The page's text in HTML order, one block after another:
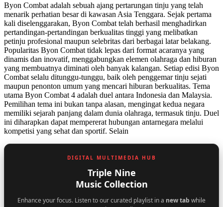
Byon Combat adalah sebuah ajang pertarungan tinju yang telah
menarik perhatian besar di kawasan Asia Tenggara. Sejak pertama
kali diselenggarakan, Byon Combat telah berhasil menghadirkan
pertandingan-pertandingan berkualitas tinggi yang melibatkan
petinju profesional maupun selebritas dari berbagai latar belakang.
Popularitas Byon Combat tidak lepas dari format acaranya yang
dinamis dan inovatif, menggabungkan elemen olahraga dan hiburan
yang membuatnya diminati oleh banyak kalangan. Setiap edisi Byon
Combat selalu ditunggu-tunggu, baik oleh penggemar tinju sejati
maupun penonton umum yang mencari hiburan berkualitas. Tema
utama Byon Combat 4 adalah duel antara Indonesia dan Malaysia.
Pemilihan tema ini bukan tanpa alasan, mengingat kedua negara
memiliki sejarah panjang dalam dunia olahraga, termasuk tinju. Duel
ini diharapkan dapat mempererat hubungan antarnegara melalui
kompetisi yang sehat dan sportif. Selain
DIGITAL MULTIMEDIA HUB
Triple Nine
Music Collection
Enhance your focus. Listen to our curated playlist in a new tab while